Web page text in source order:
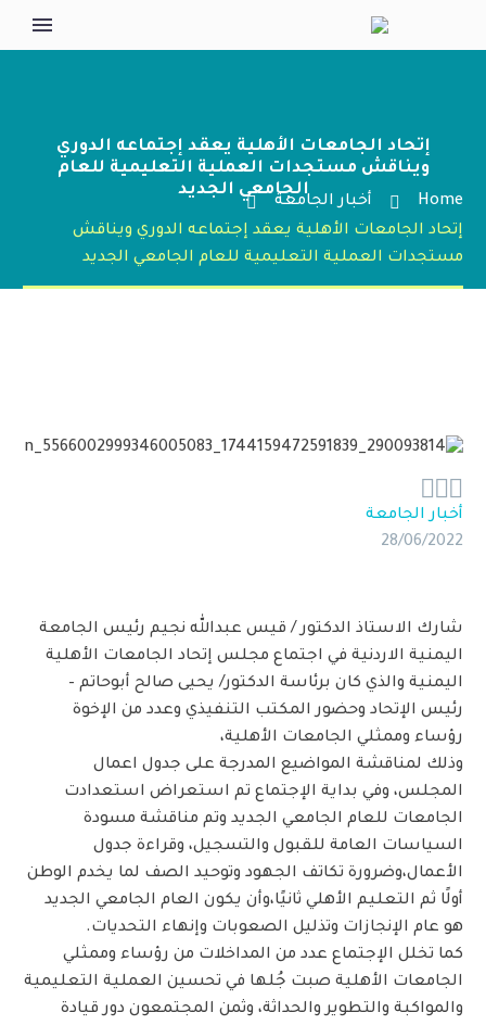
إتحاد الجامعات الأهلية يعقد إجتماعه الدوري
ويناقش مستجدات العملية التعليمية للعام
الجامعي الجديد
Home
أخبار الجامعة
إتحاد الجامعات الأهلية يعقد إجتماعه الدوري ويناقش
مستجدات العملية التعليمية للعام الجامعي الجديد

أخبار الجامعة
28/06/2022
شارك الاستاذ الدكتور / قيس عبدالله نجيم رئيس الجامعة
اليمنية الاردنية في اجتماع مجلس إتحاد الجامعات الأهلية
اليمنية والذي كان برئاسة الدكتور/ يحيى صالح أبوحاتم –
رئيس الإتحاد وحضور المكتب التنفيذي وعدد من الإخوة
رؤساء وممثلي الجامعات الأهلية،
وذلك لمناقشة المواضيع المدرجة على جدول اعمال
المجلس، وفي بداية الإجتماع تم استعراض استعدادت
الجامعات للعام الجامعي الجديد وتم مناقشة مسودة
السياسات العامة للقبول والتسجيل، وقراءة جدول
الأعمال،وضرورة تكاتف الجهود وتوحيد الصف لما يخدم الوطن
أولًا ثم التعليم الأهلي ثانيًا،وأن يكون العام الجامعي الجديد
هو عام الإنجازات وتذليل الصعوبات وإنهاء التحديات.
كما تخلل الإجتماع عدد من المداخلات من رؤساء وممثلي
الجامعات الأهلية صبت جُلها في تحسين العملية التعليمية
والمواكبة والتطوير والحداثة، وثمن المجتمعون دور قيادة